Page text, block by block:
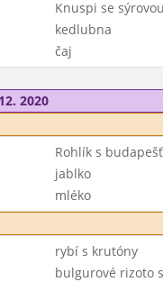
Knuspi se
kedlubna
čaj
2020
Rohlík s
jablko
mléko
rybí s krutóny
bulgurové rizoto